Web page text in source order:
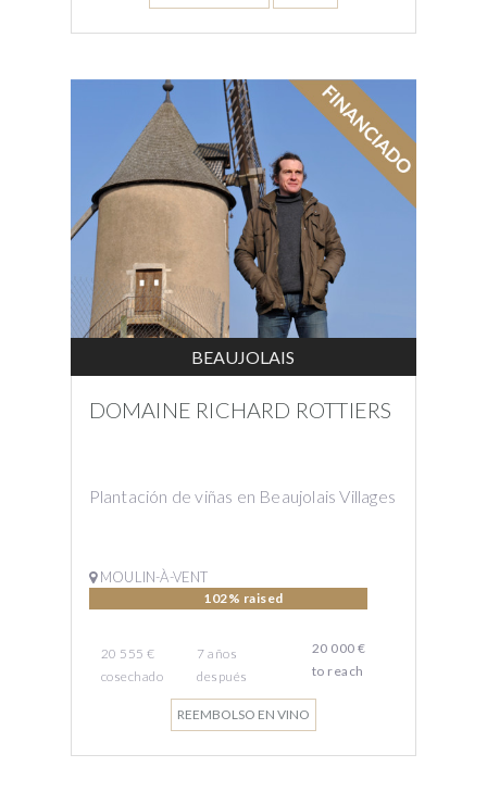
BEAUJOLAIS
DOMAINE RICHARD ROTTIERS
Plantación de viñas en Beaujolais Villages
MOULIN-À-VENT
102% raised
20 555 €
cosechado
7 años
después
20 000 €
to reach
REEMBOLSO EN VINO